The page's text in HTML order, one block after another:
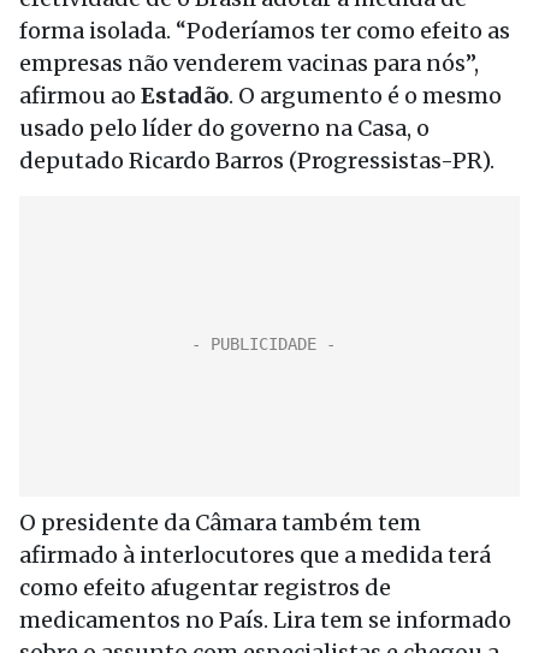
forma isolada. “Poderíamos ter como efeito as
empresas não venderem vacinas para nós”,
afirmou ao Estadão. O argumento é o mesmo
usado pelo líder do governo na Casa, o
deputado Ricardo Barros (Progressistas-PR).
O presidente da Câmara também tem
afirmado à interlocutores que a medida terá
como efeito afugentar registros de
medicamentos no País. Lira tem se informado